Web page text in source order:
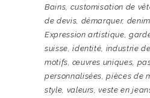
Bains customisation de
de devis démarquer, denim
Expression artistique
suisse ,identité industrie
motifs ,œuvres uniques
personnalisées ,pièces de
style valeurs ,veste en